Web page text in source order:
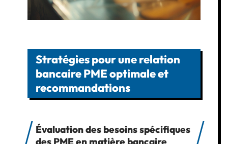
Stratégies pour une relation
bancaire PME optimale et
recommandations
Évaluation des besoins spécifiques
des PME en matière bancaire